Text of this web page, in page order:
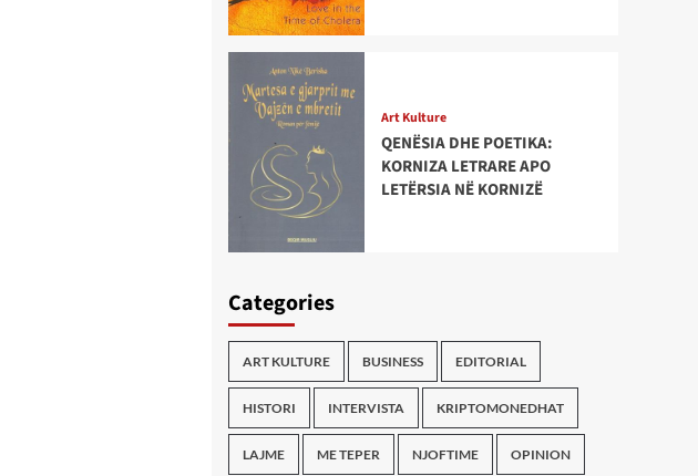
Art Kulture
QENËSIA DHE POETIKA:
KORNIZA LETRARE APO
LETËRSIA NË KORNIZË
Categories
ART KULTURE BUSINESS EDITORIAL
HISTORI INTERVISTA KRIPTOMONEDHAT
LAJME ME TEPER NJOFTIME OPINION